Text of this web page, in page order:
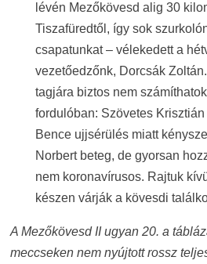
lévén Mezőkövesd alig 30
Tiszafüredtől, így sok
csapatunkat – vélekedett a
vezetőedzőnk, Dorcsák
tagjára biztos nem
fordulóban: Szövetes
Bence ujjsérülés miatt
Norbert beteg, de gyorsan
nem koronavírusos. Rajtuk
készen várják a kövesdi
A Mezőkövesd II ugyan 20. a
meccseken nem nyújtott rossz